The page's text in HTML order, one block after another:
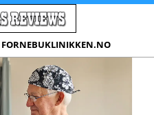
FORNEBUKLINIKKEN.NO